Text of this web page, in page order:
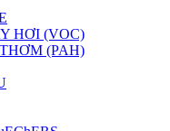
HƠI (VOC)
(PAH)